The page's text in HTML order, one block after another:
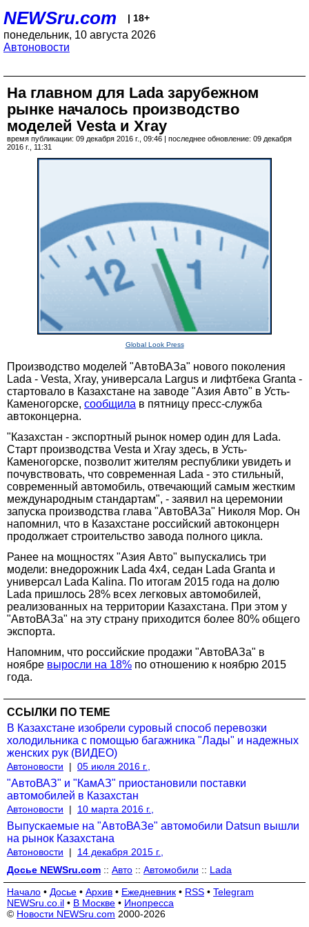
NEWSru.com | 18+
понедельник, 10 августа 2026
Автоновости
На главном для Lada зарубежном
рынке началось производство
моделей Vesta и Xray
время публикации: 09 декабря 2016 г., 09:46 | последнее обновление: 09 декабря
2016 г., 11:31
Global Look Press
Производство моделей "АвтоВАЗа" нового поколения
Lada - Vesta, Xray, универсала Largus и лифтбека Granta -
стартовало в Казахстане на заводе "Азия Авто" в Усть-
Каменогорске, сообщила в пятницу пресс-служба
автоконцерна.
"Казахстан - экспортный рынок номер один для Lada.
Старт производства Vesta и Xray здесь, в Усть-
Каменогорске, позволит жителям республики увидеть и
почувствовать, что современная Lada - это стильный,
современный автомобиль, отвечающий самым жестким
международным стандартам", - заявил на церемонии
запуска производства глава "АвтоВАЗа" Николя Мор. Он
напомнил, что в Казахстане российский автоконцерн
продолжает строительство завода полного цикла.
Ранее на мощностях "Азия Авто" выпускались три
модели: внедорожник Lada 4x4, седан Lada Granta и
универсал Lada Kalina. По итогам 2015 года на долю
Lada пришлось 28% всех легковых автомобилей,
реализованных на территории Казахстана. При этом у
"АвтоВАЗа" на эту страну приходится более 80% общего
экспорта.
Напомним, что российские продажи "АвтоВАЗа" в
ноябре выросли на 18% по отношению к ноябрю 2015
года.
ССЫЛКИ ПО ТЕМЕ
В Казахстане изобрели суровый способ перевозки
холодильника с помощью багажника "Лады" и надежных
женских рук (ВИДЕО)
Автоновости | 05 июля 2016 г.,
"АвтоВАЗ" и "КамАЗ" приостановили поставки
автомобилей в Казахстан
Автоновости | 10 марта 2016 г.,
Выпускаемые на "АвтоВАЗе" автомобили Datsun вышли
на рынок Казахстана
Автоновости |
14 декабря 2015 г.,
Досье NEWSru.com :: Авто :: Автомобили :: Lada
Начало • Досье • Архив • Ежедневник • RSS • Telegram
NEWSru.co.il • В Москве • Инопресса
© Новости NEWSru.com 2000-2026